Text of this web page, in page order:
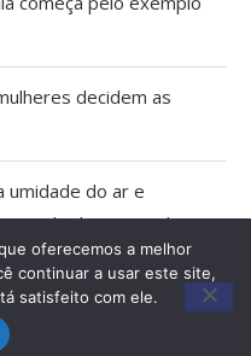
decidem as
umidade do ar e
do Pantanal
em Miranda marcam
oferecemos a melhor
continuar a usar este site,
satisfeito com ele.